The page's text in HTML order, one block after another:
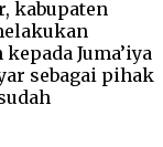
kabupaten
Juma’iya
sebagai pihak